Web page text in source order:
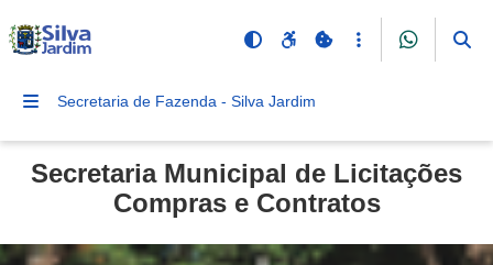
Secretaria de Fazenda - Silva Jardim
Secretaria Municipal de Licitações
Compras e Contratos